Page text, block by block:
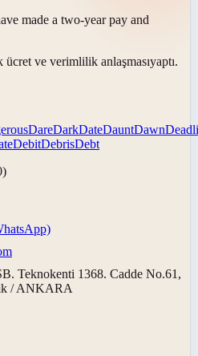
made a two-year pay and
ücret ve verimlilik anlaşmasıyaptı.
DareDarkDateDauntDawn
DebitDebrisDebt
Teknokenti 1368. Cadde No.61,
/ ANKARA